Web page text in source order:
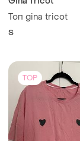
Топ gina tricot
S
TOP